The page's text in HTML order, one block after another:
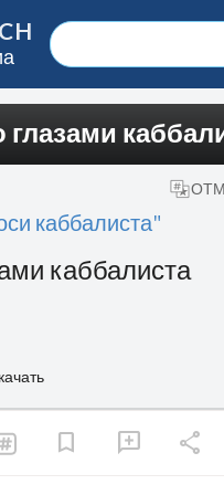
каббалиста"
каббалиста
bookmark add_comment share